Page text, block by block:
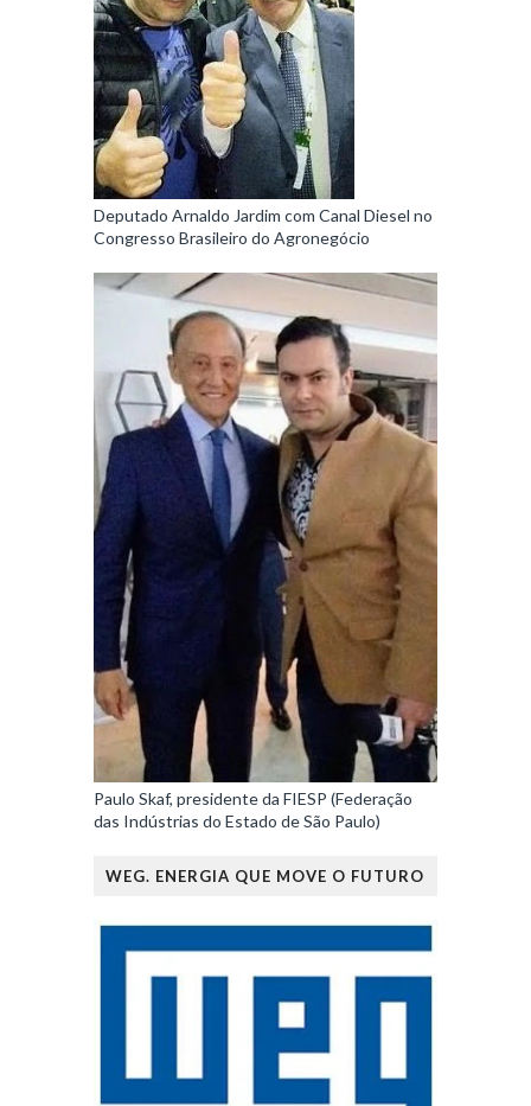
Deputado Arnaldo Jardim com Canal Diesel no
Congresso Brasileiro do Agronegócio
Paulo Skaf, presidente da FIESP (Federação
das Indústrias do Estado de São Paulo)
WEG. ENERGIA QUE MOVE O FUTURO